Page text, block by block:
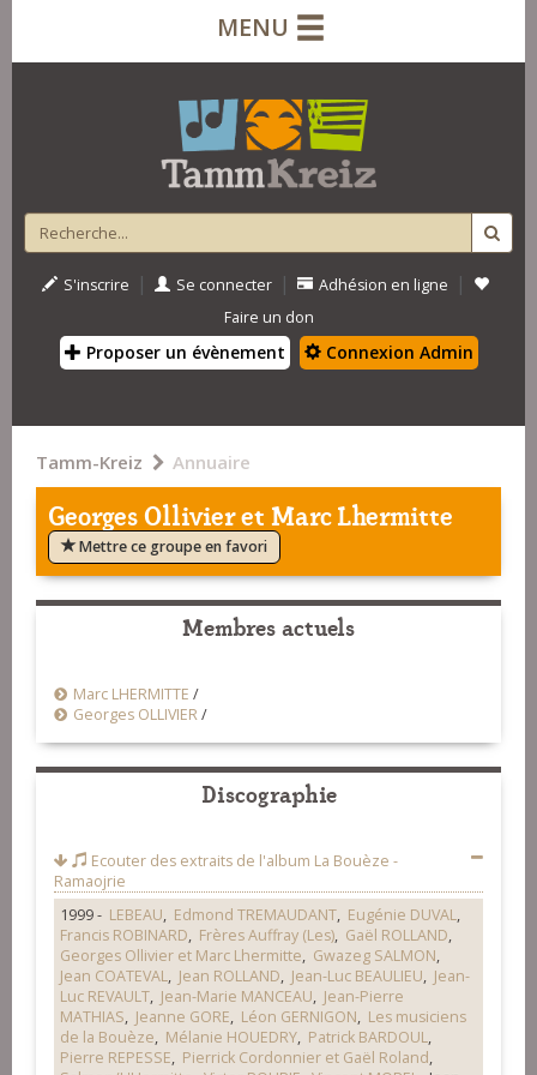
MENU
S'inscrire | Se connecter | Adhésion en ligne |
Faire un don
Proposer un évènement Connexion Admin
Tamm-Kreiz Annuaire
Georges Ollivier et Marc Lhermitte
Mettre ce groupe en favori
Membres actuels
Marc LHERMITTE /
Georges OLLIVIER/
Discographie
Ecouter des extraits de l'album La Bouèze -
Ramaojrie
1999 - LEBEAU, Edmond TREMAUDANT, Eugénie DUVAL,
Francis ROBINARD, Frères Auffray (Les), Gaël ROLLAND,
Georges Ollivier et Marc Lhermitte, Gwazeg SALMON,
Jean COATEVAL, Jean ROLLAND, Jean-Luc BEAULIEU, Jean-
Luc REVAULT, Jean-Marie MANCEAU, Jean-Pierre
MATHIAS, Jeanne GORE, Léon GERNIGON, Les musiciens
de la Bouèze, Mélanie HOUEDRY, Patrick BARDOUL,
Pierre REPESSE, Pierrick Cordonnier et Gaël Roland,